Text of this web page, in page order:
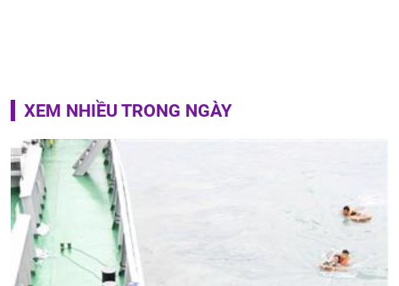
XEM NHIỀU TRONG NGÀY